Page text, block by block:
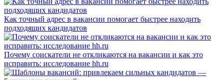
Как точный адрес в вакансии помогает быстрее находить
подходящих кандидатов
Почему соискатели не откликаются на вакансии и как это
исправить: исследование hh.ru